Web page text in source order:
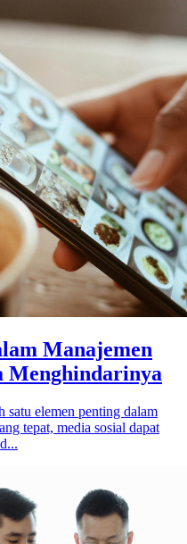
Manajemen
Menghindarinya
satu elemen penting dalam
tepat, media sosial dapat